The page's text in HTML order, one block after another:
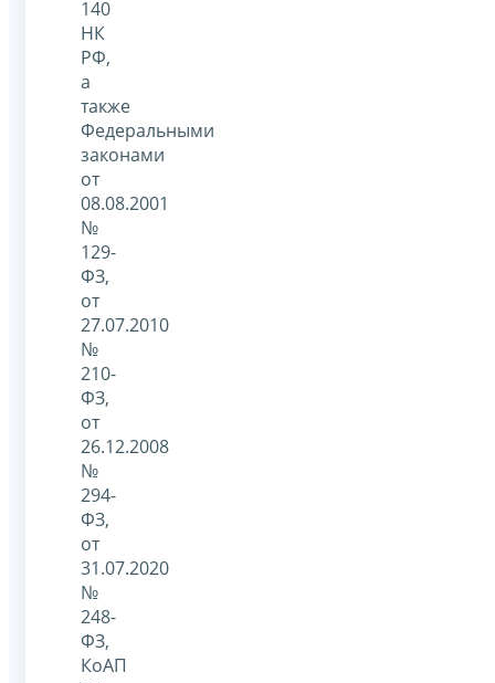
140
НК
РФ,
а
также
Федеральными
законами
от
08.08.2001
№
129-
ФЗ,
от
27.07.2010
№
210-
ФЗ,
от
26.12.2008
№
294-
ФЗ,
от
31.07.2020
№
248-
ФЗ,
КоАП